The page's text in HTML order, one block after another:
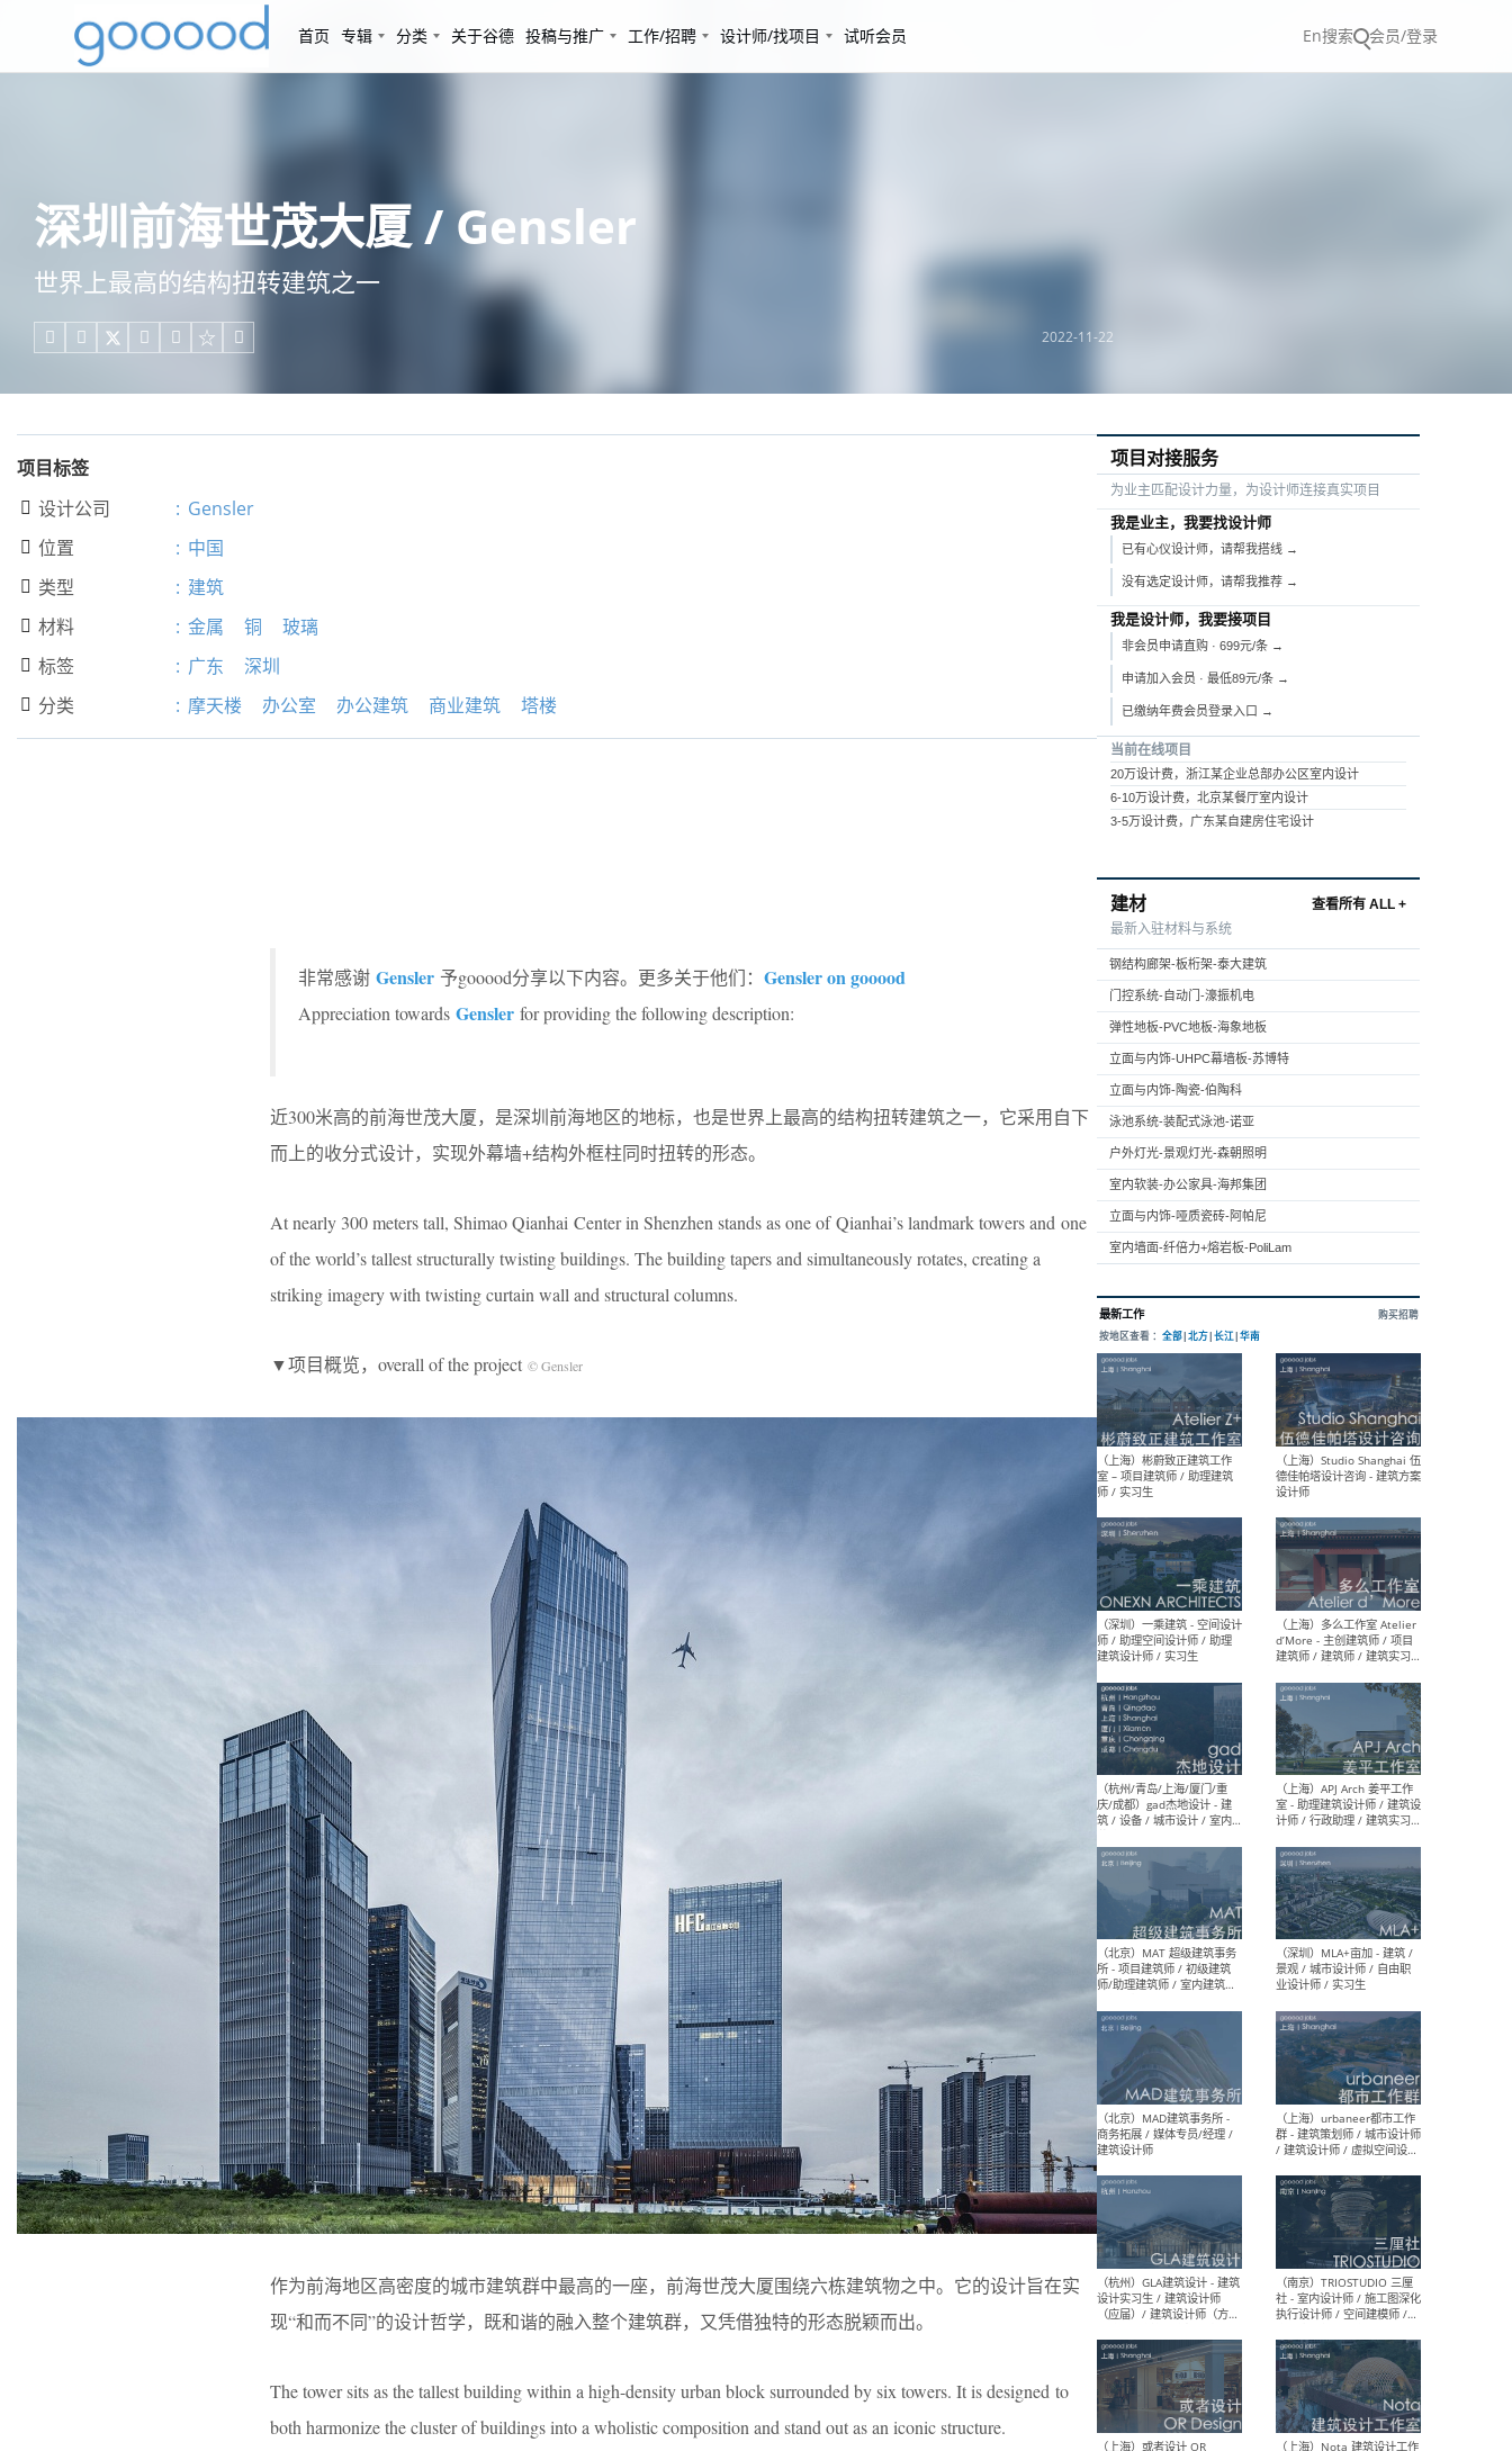
首页 专辑 分类 关于谷德 投稿与推广 工作/招聘 设计师/找项目 试听会员 En搜索 会员/登录
深圳前海世茂大厦 / Gensler
世界上最高的结构扭转建筑之一
     2022-11-22
项目标签
 设计公司 : Gensler
 位置 : 中国
 类型 : 建筑
 材料 : 金属 铜 玻璃
 标签 : 广东 深圳
 分类 : 摩天楼 办公室 办公建筑 商业建筑 塔楼
非常感谢 Gensler 予gooood分享以下内容。更多关于他们： Gensler on gooood
Appreciation towards Gensler for providing the following description:
近300米高的前海世茂大厦，是深圳前海地区的地标，也是世界上最高的结构扭转建筑之一，它采用自下
而上的收分式设计，实现外幕墙+结构外框柱同时扭转的形态。
At nearly 300 meters tall, Shimao Qianhai Center in Shenzhen stands as one of Qianhai’s landmark towers and one
of the world’s tallest structurally twisting buildings. The building tapers and simultaneously rotates, creating a
striking imagery with twisting curtain wall and structural columns.
▼项目概览，overall of the project © Gensler
作为前海地区高密度的城市建筑群中最高的一座，前海世茂大厦围绕六栋建筑物之中。它的设计旨在实
现“和而不同”的设计哲学，既和谐的融入整个建筑群，又凭借独特的形态脱颖而出。
The tower sits as the tallest building within a high-density urban block surrounded by six towers. It is designed to
both harmonize the cluster of buildings into a wholistic composition and stand out as an iconic structure.
项目对接服务
为业主匹配设计力量，为设计师连接真实项目
我是业主，我要找设计师
已有心仪设计师，请帮我搭线 →
没有选定设计师，请帮我推荐 →
我是设计师，我要接项目
非会员申请直购 · 699元/条 →
申请加入会员 · 最低89元/条 →
已缴纳年费会员登录入口 →
当前在线项目
20万设计费，浙江某企业总部办公区室内设计
6-10万设计费，北京某餐厅室内设计
3-5万设计费，广东某自建房住宅设计
建材
查看所有 ALL +
最新入驻材料与系统
钢结构廊架-板桁架-泰大建筑
门控系统-自动门-濠振机电
弹性地板-PVC地板-海象地板
立面与内饰-UHPC幕墙板-苏博特
立面与内饰-陶瓷-伯陶科
泳池系统-装配式泳池-诺亚
户外灯光-景观灯光-森朝照明
室内软装-办公家具-海邦集团
立面与内饰-哑质瓷砖-阿帕尼
室内墙面-纤倍力+熔岩板-PoliLam
最新工作
按地区查看 ：全部|北方|长江
（上海）彬蔚致正建筑工作
室 – 项目建筑师 / 助理建筑
师 / 实习生
（深圳）一乘建筑 - 空间设计
师 / 助理空间设计师 / 助理
建筑设计师 / 实习生
（杭州/青岛/上海/厦门/重
庆/成都）gad杰地设计 - 建
筑 / 设备 / 城市设计 / 室内 /
幕墙 / BIM / 成本 / 工程 / 运
营 / 品牌 / 观点views / 实习
等
（北京）MAT 超级建筑事务
所 - 项目建筑师 / 初级建筑
师/助理建筑师 / 室内建筑师